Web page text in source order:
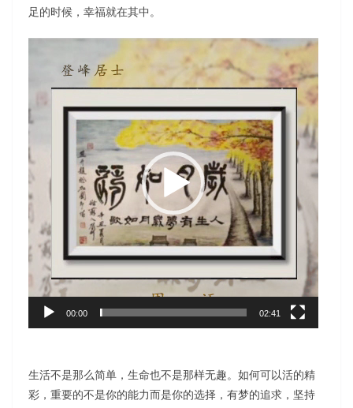
足的时候，幸福就在其中。
放
器
00:00 02:41
生活不是那么简单，生命也不是那样无趣。如何可以活的精
彩，重要的不是你的能力而是你的选择，有梦的追求，坚持